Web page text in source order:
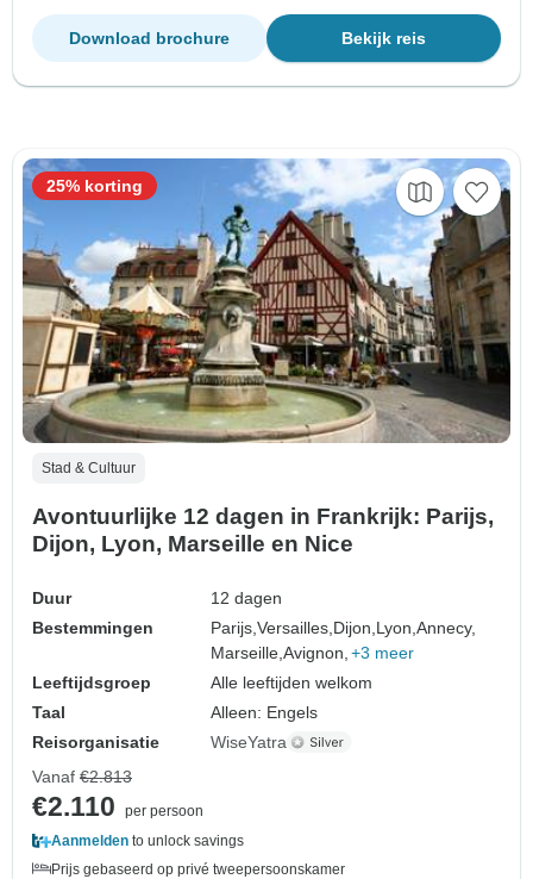
Bekijk reis
Download brochure
Stad & Cultuur
Avontuurlijke 12 dagen in Frankrijk: Parijs,
Dijon, Lyon, Marseille en Nice
Duur
12 dagen
Bestemmingen
Parijs,Versailles, Dijon, Lyon,Annecy,
Marseille,Avignon, +3 meer
Leeftijdsgroep
Alle leeftijden welkom
Taal
Alleen: Engels
Reisorganisatie
WiseYatra
25% korting
Vanaf €2.813
€2.110
per persoon
Aanmelden to unlock savings
Prijs gebaseerd op privé tweepersoonskamer